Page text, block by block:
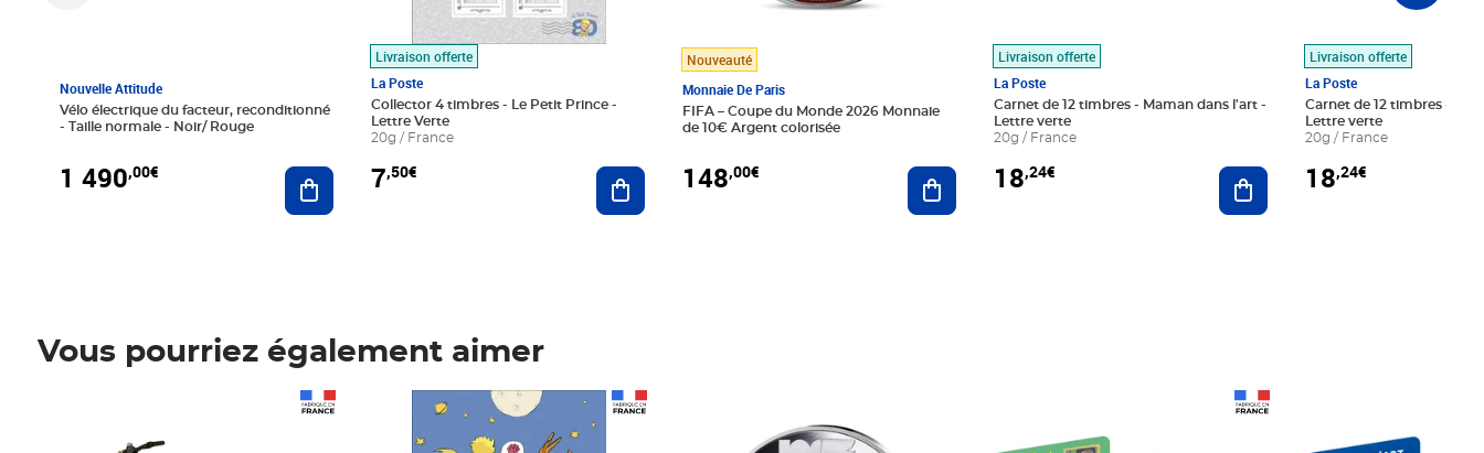
Nouvelle Attitude
Vélo électrique du facteur, reconditionné
- Taille normale - Noir/ Rouge
1 490,00€ Ajouter au panier
Livraison offerte
La Poste
Collector 4 timbres - Le Petit Prince -
Lettre Verte
20g / France
7,50€ Ajouter au panier
Nouveauté
Monnaie De Paris
FIFA – Coupe du Monde 2026 Monnaie
de 10€ Argent colorisée
148,00€ Ajouter au panier
Livraison offerte
La Poste
Carnet de 12 timbres - Maman dans l'art -
Lettre verte
20g / France
18,24€ Ajouter au panier
Livraison offerte
La Poste
Carnet de 12 timbres - Le
Lettre verte
20g / France
18,24€
Vous pourriez également aimer
Prix 7,50€